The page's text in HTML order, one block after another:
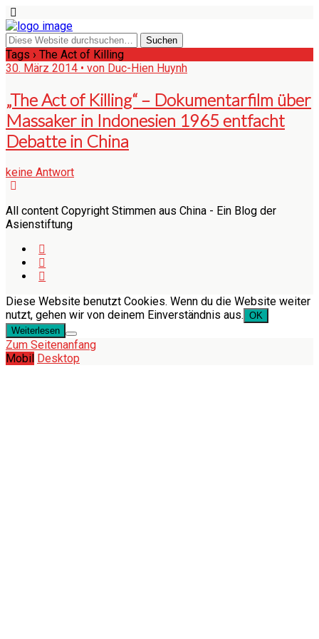
Tags › The Act of Killing
30. März 2014 • von Duc-Hien Huynh
„The Act of Killing“ – Dokumentarfilm über
Massaker in Indonesien 1965 entfacht
Debatte in China
keine Antwort
All content Copyright Stimmen aus China - Ein Blog der
Asienstiftung
Diese Website benutzt Cookies. Wenn du die Website weiter
nutzt, gehen wir von deinem Einverständnis aus. OK
Weiterlesen
Zum Seitenanfang
Mobil Desktop